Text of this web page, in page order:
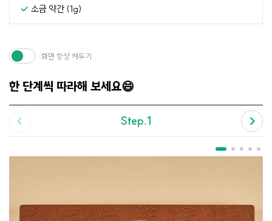
소금 약간 (1g)
한 단계씩 따라해 보세요😄
화면 항상 켜두기
Step.1